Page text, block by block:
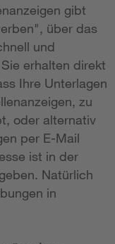
gibt
über das
und
erhalten direkt
Ihre Unterlagen
zu
oder alternativ
per E-Mail
ist in der
Natürlich
in